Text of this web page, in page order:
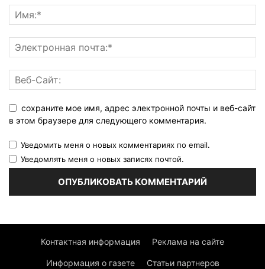
сохраните мое имя, адрес электронной почты и веб-сайт
в этом браузере для следующего комментария.
Уведомить меня о новых комментариях по email.
Уведомлять меня о новых записях почтой.
Контактная информация Реклама на сайте
Информация о газете Статьи партнеров